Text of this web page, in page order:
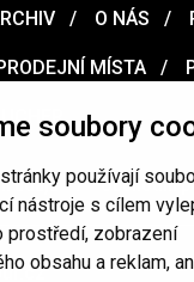
soubory
používají
nástroje s cílem
prostředí, zobrazení
obsahu a reklam,
O NÁS
MÍSTA
údajů / Obchodní